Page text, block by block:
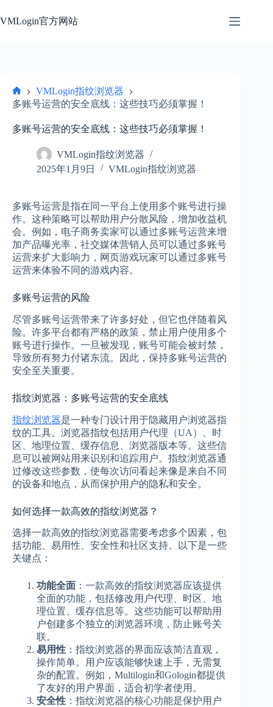
过
VMLogin官方网站
首
VMLogin指纹浏览器
多账号运营的安全底线：这些技巧必须掌握！
多账号运营的安全底线：这些技巧必须掌握！
VMLogin指纹浏览器
2025年1月9日
VMLogin指纹浏览器
多账号运营是指在同一平台上使用多个账号进行操
作。这种策略可以帮助用户分散风险，增加收益机
会。例如，电子商务卖家可以通过多账号运营来增
加产品曝光率，社交媒体营销人员可以通过多账号
运营来扩大影响力，网页游戏玩家可以通过多账号
运营来体验不同的游戏内容。
多账号运营的风险
尽管多账号运营带来了许多好处，但它也伴随着风
险。许多平台都有严格的政策，禁止用户使用多个
账号进行操作。一旦被发现，账号可能会被封禁，
导致所有努力付诸东流。因此，保持多账号运营的
安全至关重要。
指纹浏览器：多账号运营的安全底线
指纹浏览器是一种专门设计用于隐藏用户浏览器指
纹的工具。浏览器指纹包括用户代理（UA）、时
区、地理位置、缓存信息、浏览器版本等。这些信
息可以被网站用来识别和追踪用户。指纹浏览器通
过修改这些参数，使每次访问看起来像是来自不同
的设备和地点，从而保护用户的隐私和安全。
如何选择一款高效的指纹浏览器？
选择一款高效的指纹浏览器需要考虑多个因素，包
括功能、易用性、安全性和社区支持。以下是一些
关键点：
功能全面 ：一款高效的指纹浏览器应该提供
全面的功能，包括修改用户代理、时区、地
理位置、缓存信息等。这些功能可以帮助用
户创建多个独立的浏览器环境，防止账号关
联。
易用性 ：指纹浏览器的界面应该简洁直观，
操作简单。用户应该能够快速上手，无需复
杂的配置。例如，Multilogin和Gologin都提供
了友好的用户界面，适合初学者使用。
安全性 ：指纹浏览器的核心功能是保护用户